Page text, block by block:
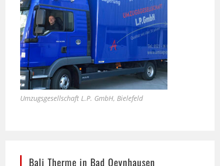
Umzugsgesellschaft L.P. GmbH, Bielefeld